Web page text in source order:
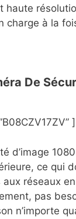
haute
charge à la
De
]
d’image
ce qui
réseaux
pas
n’importe